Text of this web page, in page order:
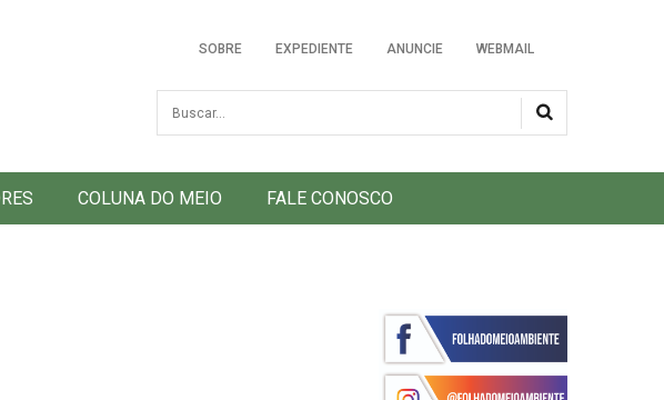
SOBRE EXPEDIENTE ANUNCIE WEBMAIL
Busca
COLUNA DO MEIO FALE CONOSCO